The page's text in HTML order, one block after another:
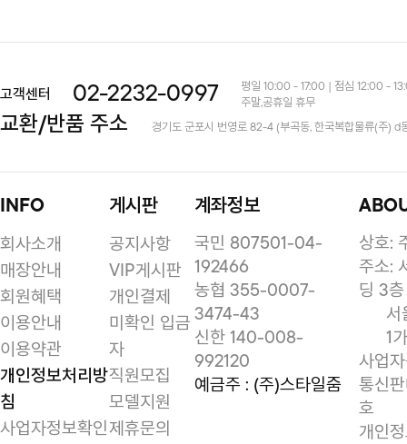
고객센터 02-2232-0997
평일 10:00 - 17:00 | 점심 12:00 -
주말,공휴일 휴무
교환/반품 주소 경기도 군포시 번영로 82-4 (부곡동, 한국복합물류(주) d
INFO
회사소개
매장안내
회원혜택
이용안내
이용약관
개인정보처리방
침
사업자정보확인
게시판
공지사항
VIP게시판
개인결제
미확인 입금
자
직원모집
모델지원
제휴문의
계좌정보
국민 807501-04-
192466
농협 355-0007-
3474-43
신한 140-008-
992120
예금주 : (주)스타일줌
상호:
주소:
딩 3층
서
1
사업
통신
호
개인